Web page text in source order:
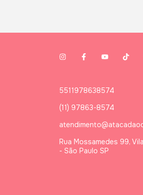
5511978638574
(11) 97863-8574
Rua Mossamedes 99,
- São Paulo SP